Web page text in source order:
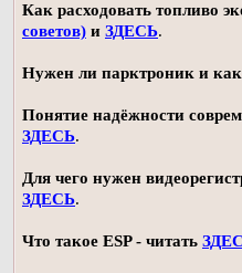
Как расходовать топливо
советов) и ЗДЕСЬ.
Нужен ли парктроник и как
Понятие надёжности
ЗДЕСЬ.
Для чего нужен
ЗДЕСЬ.
Что такое ESP - читать